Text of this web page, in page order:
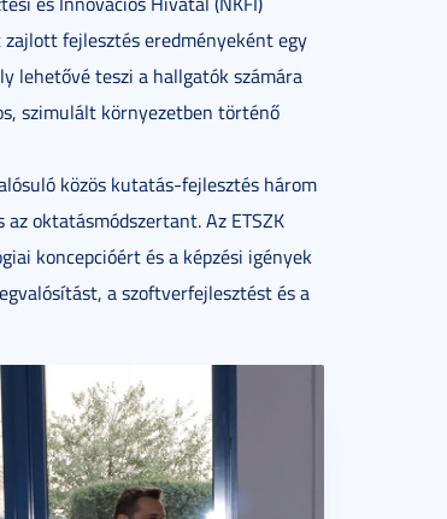
fejlesztés eredményeként egy
lehetővé teszi a hallgatók számára
szimulált környezetben történő
közös kutatás-fejlesztés három
oktatásmódszertant. Az ETSZK
koncepcióért és a képzési igények
a szoftverfejlesztést és a